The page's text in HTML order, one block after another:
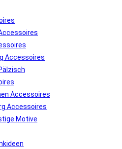
Accessoires
Accessoires
Accessoires
Motive